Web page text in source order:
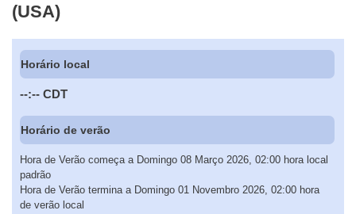
(USA)
Horário local
--:-- CDT
Horário de verão
Hora de Verão começa a Domingo 08 Março 2026, 02:00 hora local
padrão
Hora de Verão termina a Domingo 01 Novembro 2026, 02:00 hora
de verão local